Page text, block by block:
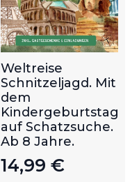
Weltreise
Schnitzeljagd. Mit
dem
Kindergeburtstag
auf Schatzsuche.
Ab 8 Jahre.
14,99 €